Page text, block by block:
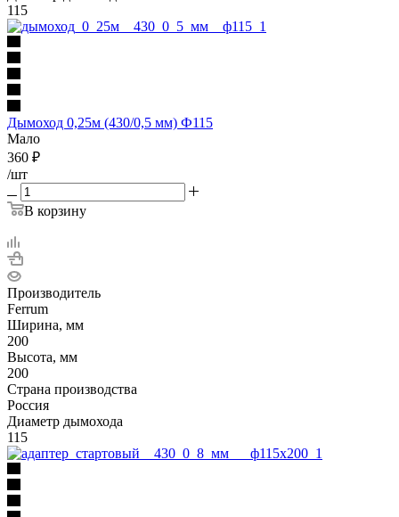
115
Дымоход 0,25м (430/0,5 мм) Ф115
Мало
360 ₽
/шт
В корзину
Производитель
Ferrum
Ширина, мм
200
Высота, мм
200
Страна производства
Россия
Диаметр дымохода
115